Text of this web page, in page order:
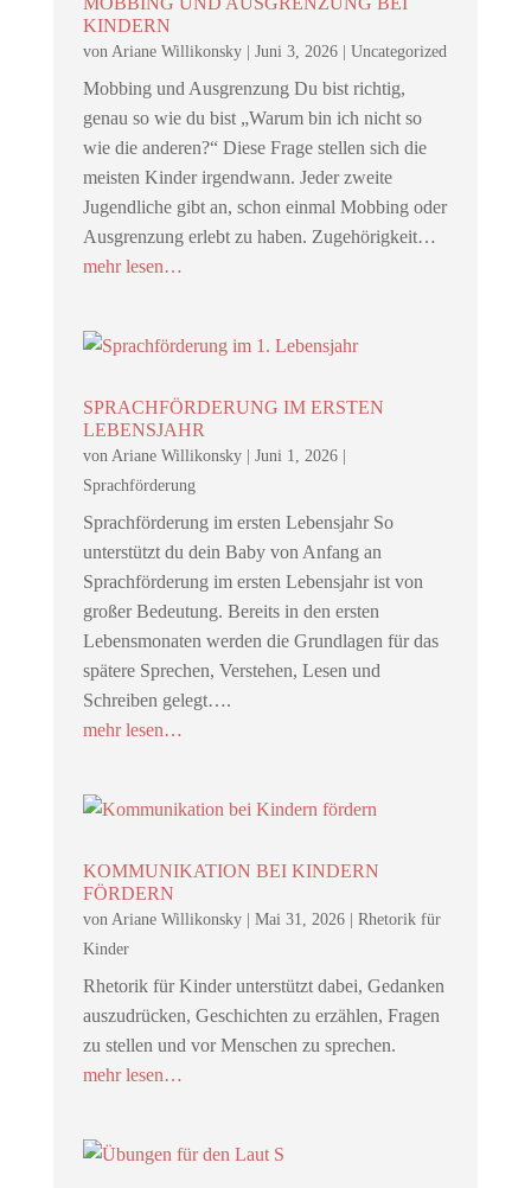
KINDERN
von Ariane Willikonsky| Juni 3, 2026| Uncategorized
Mobbing und Ausgrenzung Du bist richtig,
genau so wie du bist „Warum bin ich nicht so
wie die anderen?“ Diese Frage stellen sich die
meisten Kinder irgendwann. Jeder zweite
Jugendliche gibt an, schon einmal Mobbing oder
Ausgrenzung erlebt zu haben. Zugehörigkeit…
mehr lesen…
SPRACHFÖRDERUNG IM ERSTEN
LEBENSJAHR
von Ariane Willikonsky| Juni 1, 2026|
Sprachförderung
Sprachförderung im ersten Lebensjahr So
unterstützt du dein Baby von Anfang an
Sprachförderung im ersten Lebensjahr ist von
großer Bedeutung. Bereits in den ersten
Lebensmonaten werden die Grundlagen für das
spätere Sprechen, Verstehen, Lesen und
Schreiben gelegt….
mehr lesen…
KOMMUNIKATION BEI KINDERN
FÖRDERN
von Ariane Willikonsky| Mai 31, 2026| Rhetorik für
Kinder
Rhetorik für Kinder unterstützt dabei, Gedanken
auszudrücken, Geschichten zu erzählen, Fragen
zu stellen und vor Menschen zu sprechen.
mehr lesen…